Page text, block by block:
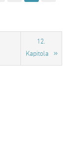
12.
Kapitola